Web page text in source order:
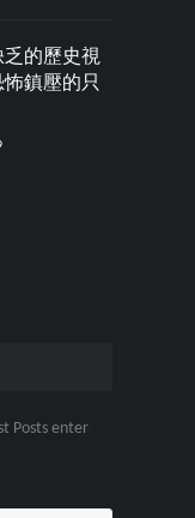
乏的歷史視
鎮壓的只
Posts enter